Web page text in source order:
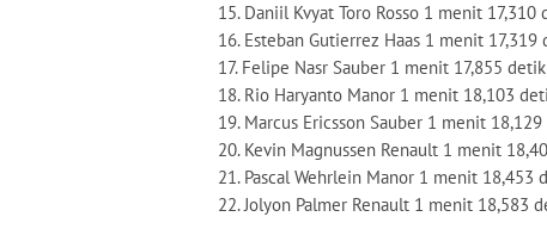
15. Daniil Kvyat Toro Rosso 1 menit 17,310
16. Esteban Gutierrez Haas 1 menit 17,319
17. Felipe Nasr Sauber 1 menit 17,855 detik
18. Rio Haryanto Manor 1 menit 18,103
19. Marcus Ericsson Sauber 1 menit
20. Kevin Magnussen Renault 1 menit
21. Pascal Wehrlein Manor 1 menit 18,453
22. Jolyon Palmer Renault 1 menit 18,583